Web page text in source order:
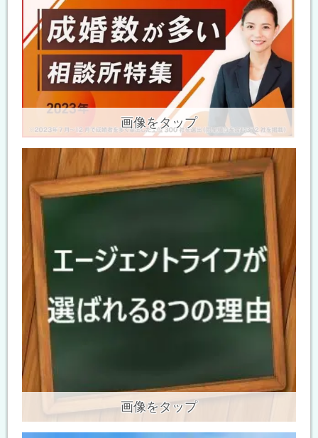
画像をタップ
画像をタップ